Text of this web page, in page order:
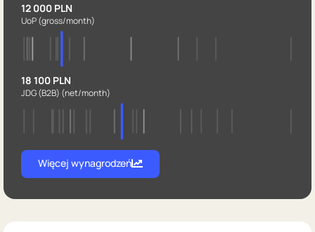
12 000 PLN
UoP(gross/month)
18 100 PLN
JDG (B2B) (net/month)
Więcej wynagrodzeń